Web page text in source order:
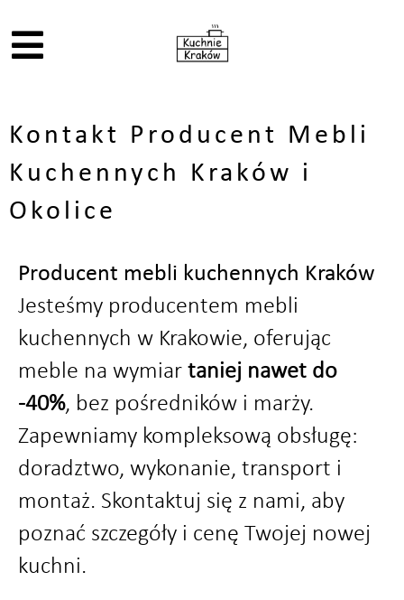
Kontakt Producent Mebli
Kuchennych Kraków i
Okolice
Producent mebli kuchennych Kraków
Jesteśmy producentem mebli
kuchennych w Krakowie, oferując
meble na wymiar taniej nawet do
-40%, bez pośredników i marży.
Zapewniamy kompleksową obsługę:
doradztwo, wykonanie, transport i
montaż. Skontaktuj się z nami, aby
poznać szczegóły i cenę Twojej nowej
kuchni.